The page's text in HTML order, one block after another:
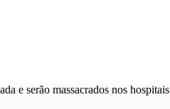
e serão massacrados nos hospitais